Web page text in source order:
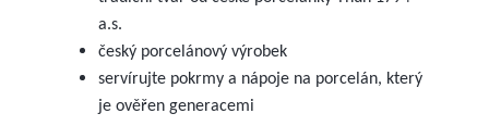
a.s.
český porcelánový výrobek
servírujte pokrmy a nápoje na porcelán, který
je ověřen generacemi